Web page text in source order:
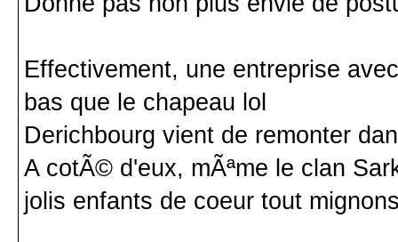
Effectivement, une entreprise
bas que le chapeau lol
Derichbourg vient de remonter
A cotÃ© d'eux, mÃªme le clan
jolis enfants de coeur tout